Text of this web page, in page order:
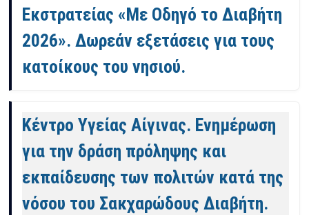
Εκστρατείας «Με Οδηγό το Διαβήτη
2026». Δωρεάν εξετάσεις για τους
κατοίκους του νησιού.
Κέντρο Υγείας Αίγινας. Ενημέρωση
για την δράση πρόληψης και
εκπαίδευσης των πολιτών κατά της
νόσου του Σακχαρώδους Διαβήτη.